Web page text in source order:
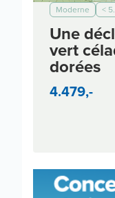
Moderne <
Une
vert
dorées
4.479,-